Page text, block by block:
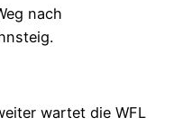
nach
wartet die WFL